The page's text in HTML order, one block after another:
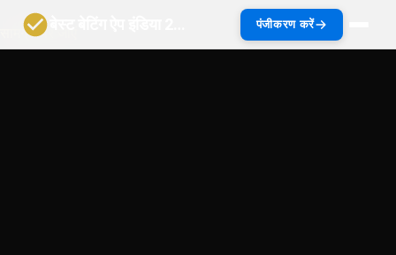
सामग्री पर जाएं
पंजीकरण करें